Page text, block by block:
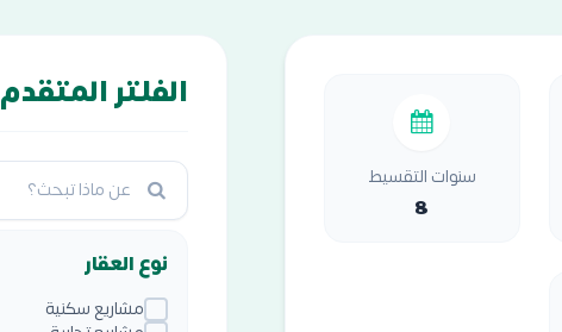
سنوات التقسيط
8
الفلتر المتقدم
نوع العقار
مشاريع سكنية